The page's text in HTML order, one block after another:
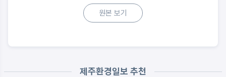
원본 보기
제주환경일보 추천